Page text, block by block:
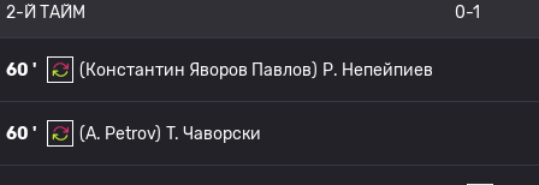
2-Й ТАЙМ 0-1
60 ' (Константин Яворов Павлов) Р. Непейпиев
60 ' (A. Petrov) T. Чаворски